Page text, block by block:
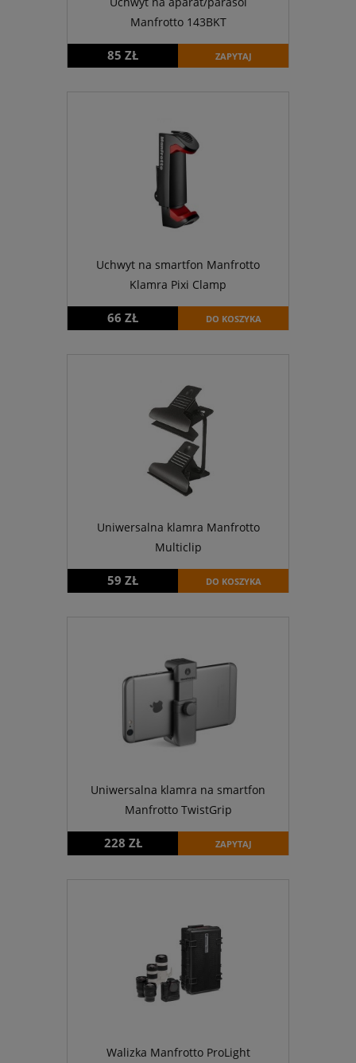
Manfrotto 143BKT
85 ZŁ ZAPYTAJ
Uchwyt na smartfon Manfrotto
Klamra Pixi Clamp
66 ZŁ DO KOSZYKA
Uniwersalna klamra Manfrotto
Multiclip
59 ZŁ DO KOSZYKA
Uniwersalna klamra na smartfon
Manfrotto TwistGrip
228 ZŁ ZAPYTAJ
Walizka Manfrotto ProLight